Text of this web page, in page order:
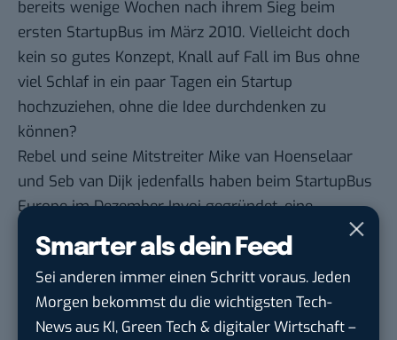
Smarter als dein Feed
Sei anderen immer einen Schritt voraus. Jeden
Morgen bekommst du die wichtigsten Tech-
News aus KI, Green Tech & digitaler Wirtschaft –
bereits wenige Wochen nach ihrem Sieg beim
ersten StartupBus im März 2010. Vielleicht doch
kein so gutes Konzept, Knall auf Fall im Bus ohne
viel Schlaf in ein paar Tagen ein Startup
hochzuziehen, ohne die Idee durchdenken zu
können?
Rebel und seine Mitstreiter Mike van Hoenselaar
und Seb van Dijk jedenfalls haben beim StartupBus
Europe im DezemberInvoigegründet, eine
interaktive Voicemail. Spricht man eine Nachricht
auf eine Mailbox, soll eine intelligente Software
dahinter die Informationen auswerten und etwa
Termine und Kontakte direkt in einen Kalender
eintragen. Keine schlechte Idee, aber funktioniert